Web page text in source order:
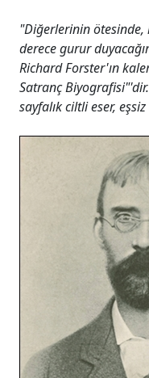
"Diğerlerinin ötesinde,
derece gurur
Richard Forster'ın
Satranç
sayfalık ciltli eser,